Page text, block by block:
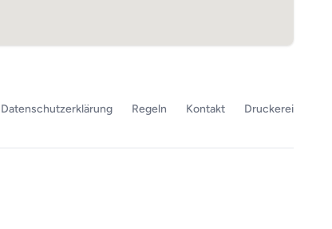
Datenschutzerklärung Regeln Kontakt Druckerei